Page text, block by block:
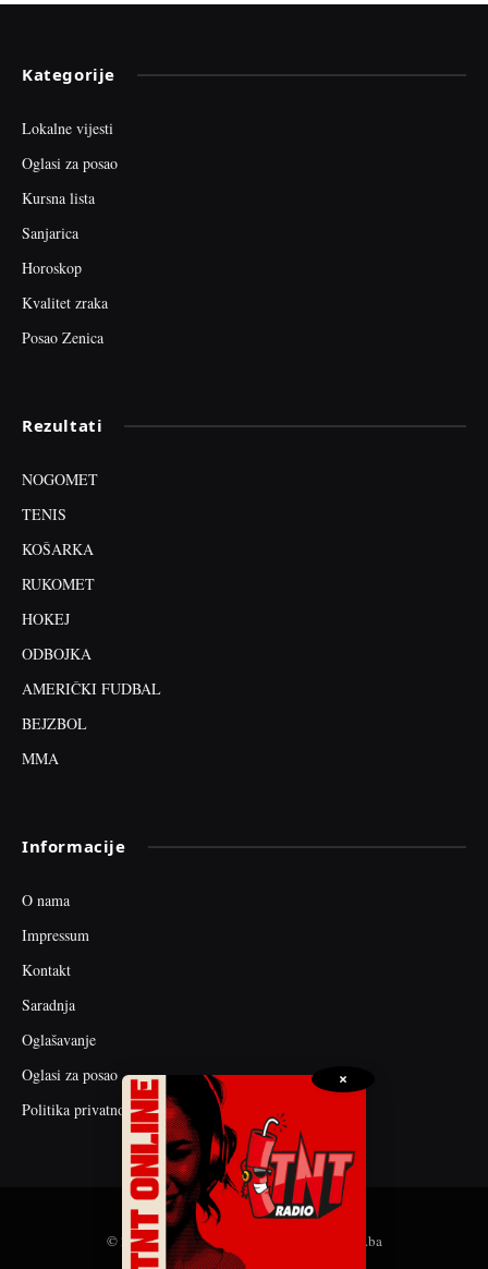
Kategorije
Lokalne vijesti
Oglasi za posao
Kursna lista
Sanjarica
Horoskop
Kvalitet zraka
Posao Zenica
Rezultati
NOGOMET
TENIS
KOŠARKA
RUKOMET
HOKEJ
ODBOJKA
AMERIČKI FUDBAL
BEJZBOL
MMA
Informacije
O nama
Impressum
Kontakt
Saradnja
Oglašavanje
Oglasi za posao
Politika privatnosti
© 2026 web dizajn i seo optimizacija by tnt.ba
×